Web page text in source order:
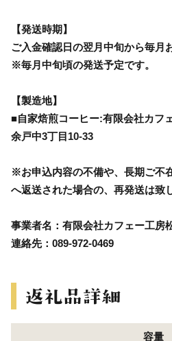
【発送時期】
ご入金確認日の翌月中旬から毎月
※毎月中旬頃の発送予定です。
【製造地】
■自家焙煎コーヒー:有限会社カフ
余戸中3丁目10-33
※お申込内容の不備や、長期ご不
へ返送された場合の、再発送は致
事業者名：有限会社カフェー工房
連絡先：089-972-0469
容量